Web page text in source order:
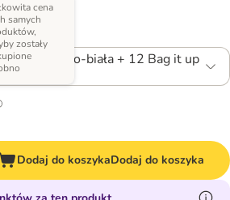
szaro-biała + 12 Bag it up
cena
samych
zostały
Dodaj do koszykaDodaj do koszyka